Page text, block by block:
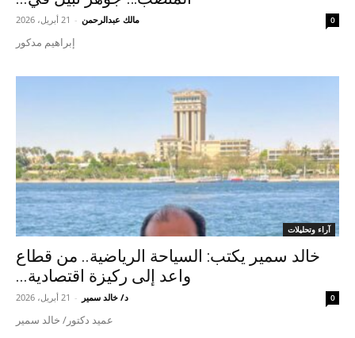
مالك عبدالرحمن - 21 أبريل، 2026 0
إبراهيم مدكور
آراء وتحليلات
خالد سمير يكتب: السياحة الرياضية.. من قطاع
واعد إلى ركيزة اقتصادية...
د/ خالد سمير - 21 أبريل، 2026 0
عميد دكتور/ خالد سمير